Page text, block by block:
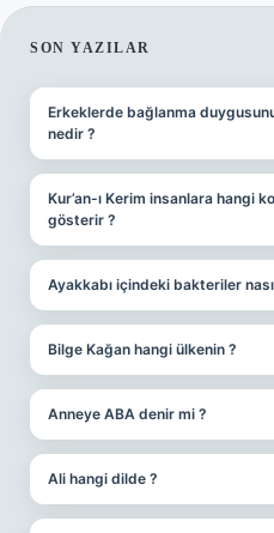
SIDEBAR
SON YAZILAR
Erkeklerde bağlanma
nedir ?
Kur’an-ı Kerim insanlara hangi
gösterir ?
Ayakkabı içindeki bakteriler
Bilge Kağan hangi ülkenin ?
Anneye ABA denir mi ?
Ali hangi dilde ?